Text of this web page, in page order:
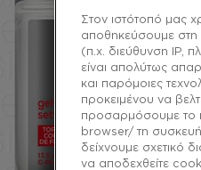
Στον ιστότοπό μας
αποθηκεύσουμε
(π.χ. διεύθυνση IP,
είναι απολύτως
και παρόμοιες
προκειμένου να
προσαρμόσουμε το
browser/ τη
δείχνουμε σχετικό
να αποδεχθείτε